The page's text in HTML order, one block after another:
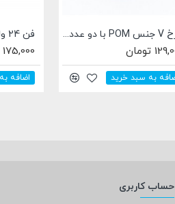
نمایشگر و کنترلر ال سی دی لمسی و رنگی پرینتر سه بعدی مدل MKS TFT35
4,591,000 تومان
اضافه به سبد خرید
حساب کاربری